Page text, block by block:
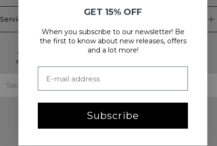
Service client
Newsletter
Abonnez-vous à notre newsletter! Recevez des offres
exclusives, nos dernières nouvelles et bien plus encore.
GET 15% OFF
When you subscribe to our newsletter! Be
the first to know about new releases, offers
and a lot more!
Subscribe